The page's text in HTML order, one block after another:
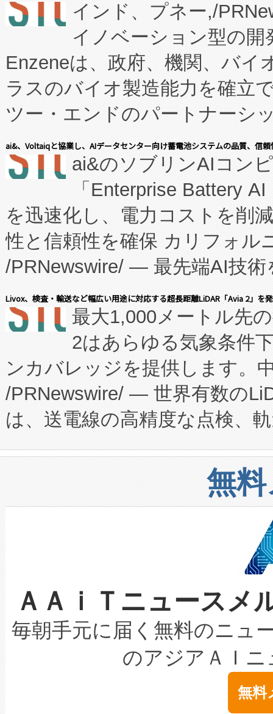
インド、プネー,/
イノベーション型の
Enzeneは、政府、機関、バイ
ラスのバイオ製造能力を確立
ツー・エンドのパートナーシ
表しました。 同社の実績ある
manufacturing™ (FCCM™) プ
たNeXは、バイオ医薬品製造
従来のフェッドバッチ施設の
に、患者やサプライチェーン
キー方式で拡張性が高く、持
す。FCCM‑を活用した現地生
患者にとっての費用負担を大
のアクセスを大幅に拡大する
Fully-Connected Continuous
プログラムには、施設設計・
に関する技術移転および知的
構造化トレーニングカリキュ
上げおよび商用化段階におけ
設備整備および立ち上げ調整
加組織は、Enzeneのバイオ
選定された製品について、自
取得できる可能性もあります
設には、3億～4億ドルかか
最高経営責任者（CEO）であ
す。「当社のfully-connected
ームを利用すれば、6,000万
きます。この効率性は、フェ
ai&、Voltaiqと協業し、AIデータセンター向け蓄電池システムの品質、信
ai&のソブリンAIコン
「Enterprise Battery
を迅速化し、電力コストを削
性と信頼性を確保 カリフォル
/PRNewswire/ — 最先端AI技術
会社エーアイ・アンド：本社
President原信平）と、エンタ
ードするVoltaiqは、日本にあ
ーエネルギー貯蔵システム（
た。 Voltaiq独自のAI搭載プラ
定、統合、導入、運用に至る
安全性を追跡し、確保する事
増加しているデータセンター
る電力網に大きな負担をかけ
事業者の負担軽減という課題
系統連系を迅速にし、ピーク
限を超えて利用可能な電力容
持できるよう貢献します。こ
ービスレベル契約（SLA）違
テリー性能の劣化によるダウ
念は、現在データセンターが
ます。 Voltaiq provides a
Livox、検査・輸送など幅広い用途に対応する超長距離LiDAR「Avia 2」を
最大1,000メートル先
2はあらゆる気象条件
ンカバレッジを提供します。
/PRNewswire/ — 世界有数の
は、送電線の高精度な点検、
や穀物倉庫におけるバルク材
リューション「Avia 2」を発
したAvia 2は、1,000メート
狭視野のFOVを切り替えるこ
ケーブル、枝などの細かな対
なレーザースポットにより、
な環境下でも豊かなディテー
キロメートル範囲を検出
LiDAR for Inspections,
は1535 nmレーザーを搭載。
イズの小径化を実現すること
無
ＡＡｉＴニュース
毎朝手元に届く無料のニュ
のアジアＡＩ
無料